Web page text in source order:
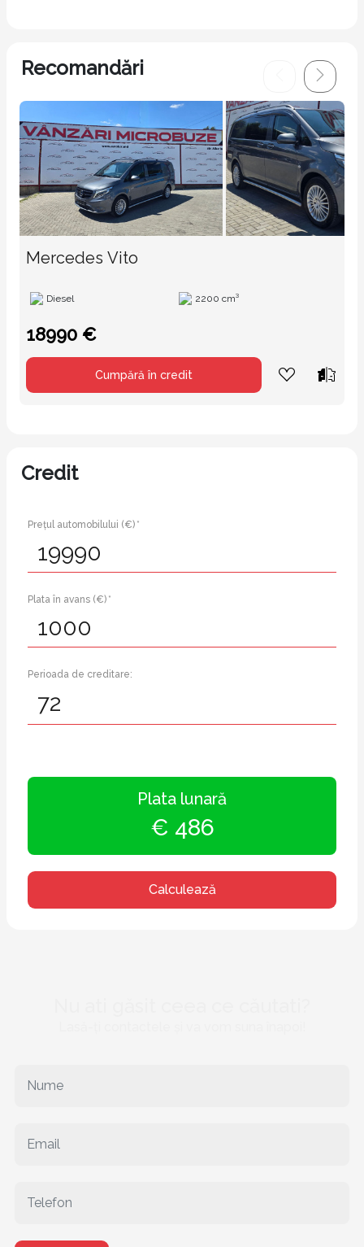
Recomandări
Mercedes Vito
Diesel 2200 cm³
18990 €
Cumpără în credit
Credit
Prețul automobilului (€) *
Plata în avans (€) *
Perioada de creditare:
Plata lunară
€ 486
Calculează